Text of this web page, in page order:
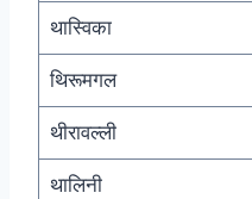
थास्विका
थिरूमगल
थीरावल्ली
थालिनी